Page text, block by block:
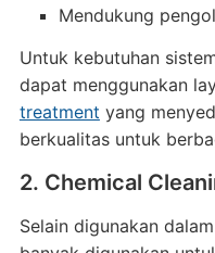
Mendukung
Untuk kebutuhan
dapat menggunakan
treatment yang
berkualitas untuk
2. Chemical
Selain digunakan